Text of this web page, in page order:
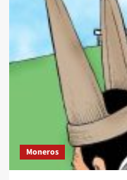
una
miradita
cartón
#Luy
#Monero
a
través
de
su
trazo
editorial///CLAP,
Moneros